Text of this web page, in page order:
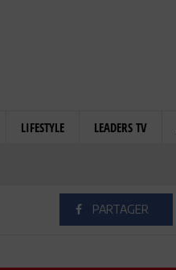
LIFESTYLE LEADERS TV
PARTAGER